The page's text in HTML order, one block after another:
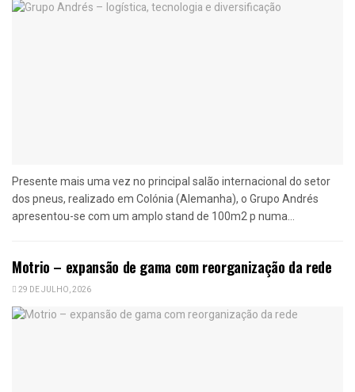
Presente mais uma vez no principal salão internacional do setor
dos pneus, realizado em Colónia (Alemanha), o Grupo Andrés
apresentou-se com um amplo stand de 100m2 p numa...
Motrio – expansão de gama com reorganização da rede
29 DE JULHO, 2026